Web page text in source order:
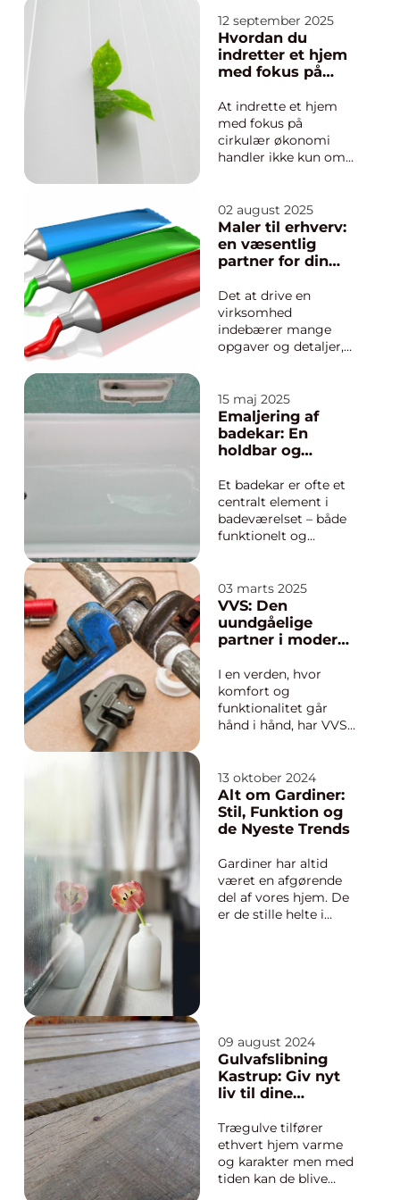
afgørende med hurtig
og kvalificeret hjælp. I
Kolding er behovet
ofte præget af ler...
12 september 2025
Hvordan du
indretter et hjem
med fokus på
At indrette et hjem
med fokus på
cirkulær økonomi
handler ikke kun om
en smuk, funktionel
og mere bæredygtig
hverdag på. Når vi
tænker cirkulært, ha...
02 august 2025
Maler til erhverv:
en væsentlig
partner for din
Det at drive en
virksomhed
indebærer mange
opgaver og detaljer,
herunder
virksomhedernes
fysiske fremtoning. En
ofte overset, men
skabe et positivt
førstehåndsindtryk, er
omg...
15 maj 2025
Emaljering af
badekar: En
holdbar og
løsning
Et badekar er ofte et
centralt element i
badeværelset – både
funktionelt og
blive mat, misfarvet
eller få småskader, der
gør karret mindre
indbydende. I stedet
03 marts 2025
VVS: Den
uundgåelige
partner i moderne
I en verden, hvor
komfort og
funktionalitet går
hånd i hånd, har VVS
perfekte hjem. Fra
badeværelser til
varmesystemer
sørger VVS-
fungerer problemfr...
13 oktober 2024
Alt om Gardiner:
Stil, Funktion og
de Nyeste Trends
Gardiner har altid
været en afgørende
del af vores hjem. De
er de stille helte i
mod kulde og st&os...
09 august 2024
Gulvafslibning
Kastrup: Giv nyt
liv til dine
Trægulve tilfører
ethvert hjem varme
og karakter men med
tiden kan de blive